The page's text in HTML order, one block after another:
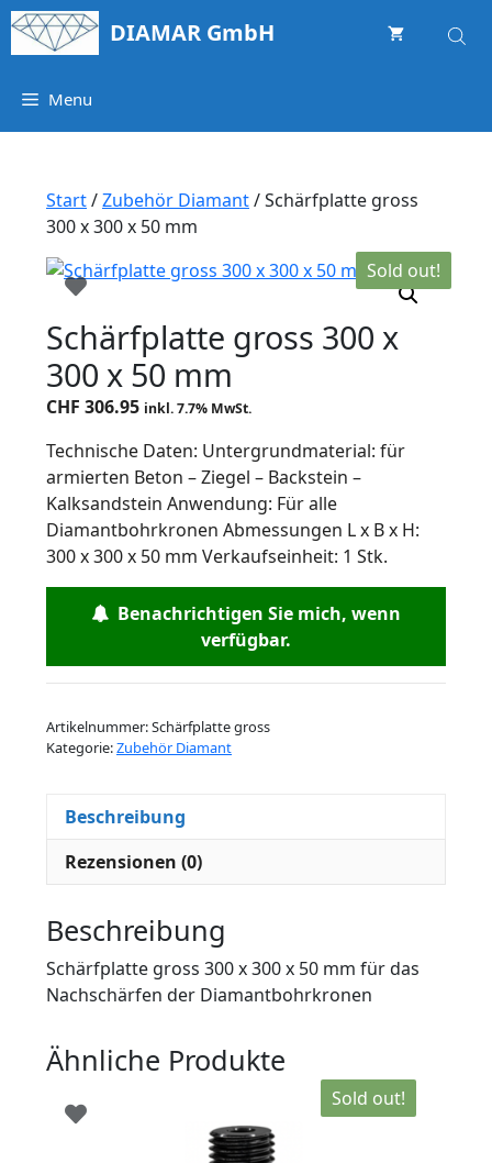
Springe
zum
DIAMAR GmbH
Menu
Start/Zubehör Diamant/ Schärfplatte gross
300 x 300 x 50 mm
Sold out!
Schärfplatte gross 300 x
300 x 50 mm
CHF 306.95 inkl. 7.7% MwSt.
Technische Daten: Untergrundmaterial: für
armierten Beton – Ziegel – Backstein –
Kalksandstein Anwendung: Für alle
Diamantbohrkronen Abmessungen L x B x H:
300 x 300 x 50 mm Verkaufseinheit: 1 Stk.
Benachrichtigen Sie mich, wenn
verfügbar.
Artikelnummer:Schärfplatte gross
Kategorie:Zubehör Diamant
Beschreibung
Rezensionen (0)
Beschreibung
Schärfplatte gross 300 x 300 x 50 mm für das
Nachschärfen der Diamantbohrkronen
Ähnliche Produkte
Sold out!